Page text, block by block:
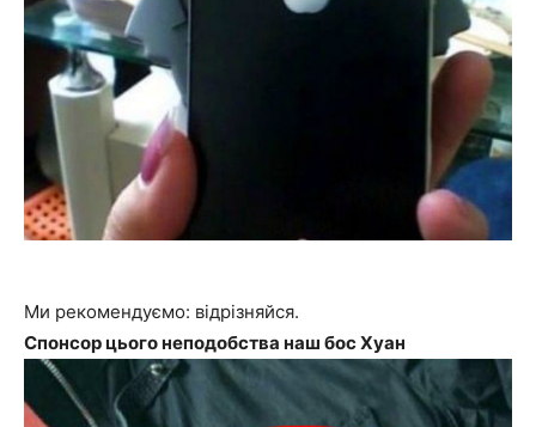
Ми рекомендуємо: відрізняйся.
Спонсор цього неподобства наш бос Хуан